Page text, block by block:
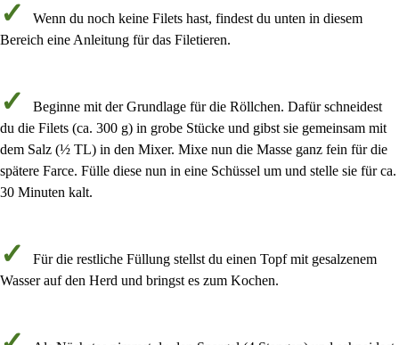
Wenn du noch keine Filets hast, findest du unten in diesem
Bereich eine Anleitung für das Filetieren.
Beginne mit der Grundlage für die Röllchen. Dafür schneidest
du die Filets (ca. 300 g) in grobe Stücke und gibst sie gemeinsam mit
dem Salz (½ TL) in den Mixer. Mixe nun die Masse ganz fein für die
spätere Farce. Fülle diese nun in eine Schüssel um und stelle sie fürca.
30 Minuten kalt.
Für die restliche Füllung stellst du einen Topf mit gesalzenem
Wasserauf den Herd und bringst es zum Kochen.